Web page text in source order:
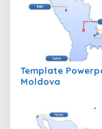
Template
Moldova